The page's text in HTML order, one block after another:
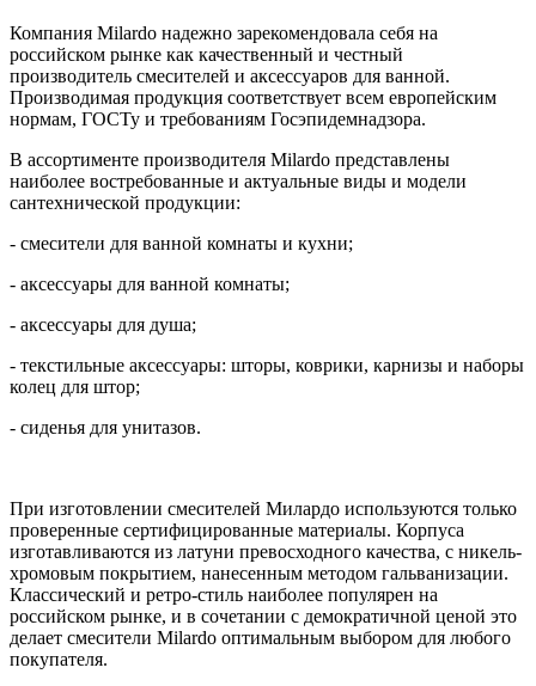
Компания Milardo надежно зарекомендовала себя на
российском рынке как качественный и честный
производитель смесителей и аксессуаров для ванной.
Производимая продукция соответствует всем европейским
нормам, ГОСТу и требованиям Госэпидемнадзора.
В ассортименте производителя Milardo представлены
наиболее востребованные и актуальные виды и модели
сантехнической продукции:
- смесители для ванной комнаты и кухни;
- аксессуары для ванной комнаты;
- аксессуары для душа;
- текстильные аксессуары: шторы, коврики, карнизы и наборы
колец для штор;
- сиденья для унитазов.
При изготовлении смесителей Милардо используются только
проверенные сертифицированные материалы. Корпуса
изготавливаются из латуни превосходного качества, с никель-
хромовым покрытием, нанесенным методом гальванизации.
Классический и ретро-стиль наиболее популярен на
российском рынке, и в сочетании с демократичной ценой это
делает смесители Milardo оптимальным выбором для любого
покупателя.